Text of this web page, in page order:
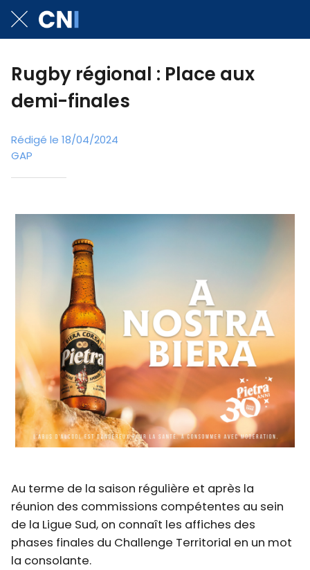
Rugby régional : Place aux
demi-finales
Rédigé le 18/04/2024
GAP
Au terme de la saison régulière et après la
réunion des commissions compétentes au sein
de la Ligue Sud, on connaît les affiches des
phases finales du Challenge Territorial en un mot
la consolante.